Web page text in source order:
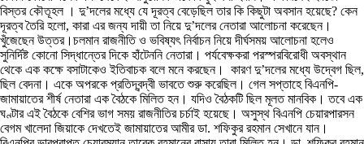
বিস্তর কৌতূহল । দু’দলের মধ্যে যে দূরত্ব বেড়েছিল তার কি কিছুটা অবসান হয়েছে? কেন
দূরত্ব তৈরি হলো, কারা এর জন্য দায়ী তা নিয়ে দু’দলের নেতারা আলোচনা করেছেন।
খুঁজেছেন উত্তর।চলমান রাজনীতি ও ভবিষ্যৎ নির্বাচন নিয়ে দীর্ঘসময় আলোচনা হলেও
সুনির্দিষ্ট কোনো সিদ্ধান্তের দিকে হাঁটেননি নেতারা। পর্যবেক্ষকরা পরস্পরবিরোধী অবস্থান
থেকে এক কক্ষে বসাটাকেও ইতিবাচক বলে মনে করছেন। কারণ দু’দলের মধ্যে উদ্বেগ ছিল,
ছিল বেদনা। একে অপরকে প্রতিদ্বন্দ্বী ভাবতে শুরু করেছিল। গেল সপ্তাহে বিএনপি-
জামায়াতের শীর্ষ নেতারা এক বৈঠকে মিলিত হন। যদিও বৈঠকটি ছিল মূলত মানবিক। তবে এক
ঘণ্টার এই বৈঠকে বেশির ভাগ সময় রাজনীতির চর্চাই হয়েছে। অসুস্থ বিএনপি চেয়ারপারসন
বেগম খালেদা জিয়াকে দেখতেই জামায়াতের আমীর ডা. শফিকুর রহমান সেখানে যান।